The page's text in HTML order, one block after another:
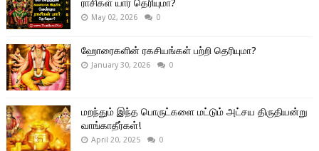
ராசிகள் யார் தெரியுமா?
May 02, 2026 0
ஹோரைகளின் ரகசியங்கள் பற்றி தெரியுமா?
January 30, 2026 0
மறந்தும் இந்த பொருட்களை மட்டும் அட்சய திருதியன்று
வாங்காதீர்கள்!
April 20, 2025 0